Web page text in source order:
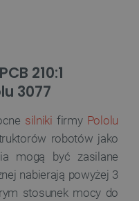
210:1
3077
silniki firmy Pololu
robotów jako
mogą być zasilane
nabierają powyżej 3
stosunek mocy do